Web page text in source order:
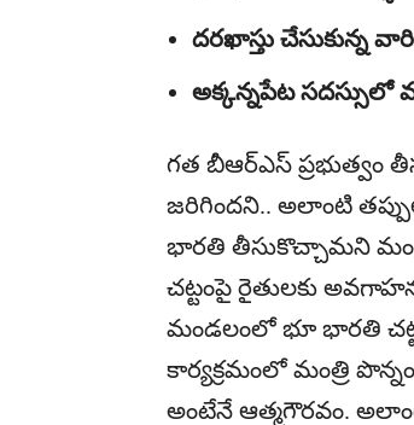
దరఖాస్తు చేసుకున్న
అక్కన్నపేట సదస్సులో
గత బీఆర్‌ఎస్‌ ప్రభుత్వం
జరిగిందని.. అలాంటి
భారతి తీసుకొచ్చామని
చట్టంపై రైతులకు
మండలంలో భూ భారతి
కార్యక్రమంలో మంత్రి
అంటేనే ఆత్మగౌరవం.